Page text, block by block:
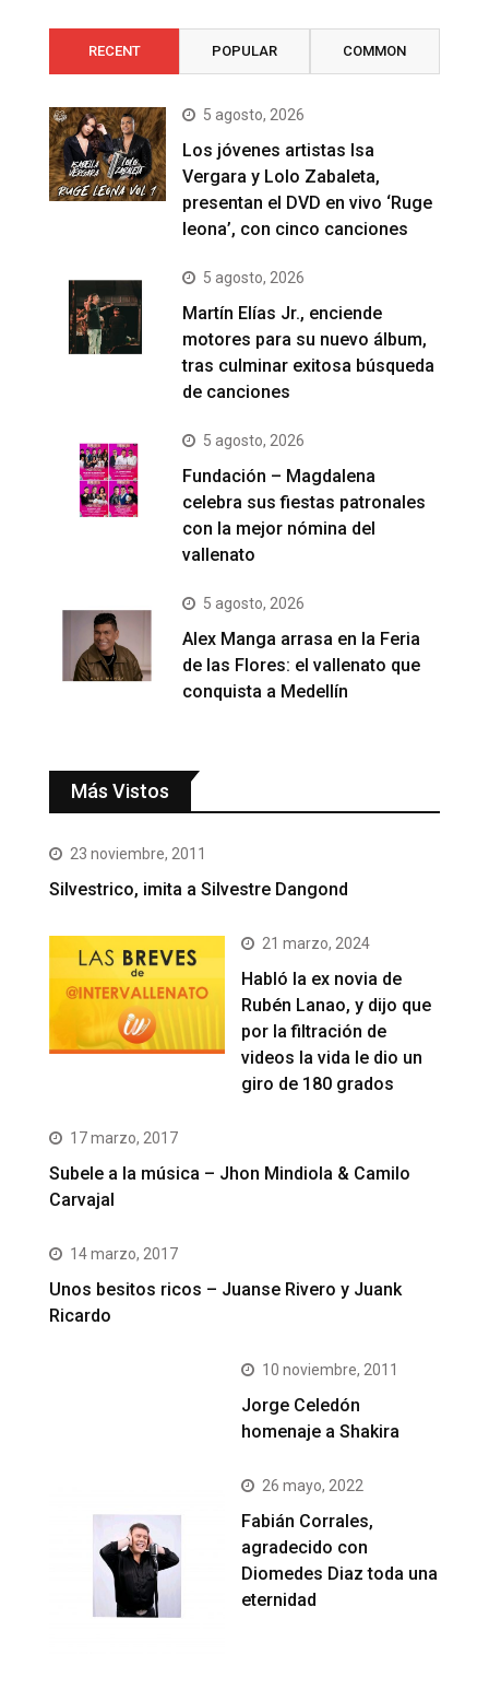
RECENT POPULAR COMMON
5 agosto, 2026
Los jóvenes artistas Isa
Vergara y Lolo Zabaleta,
presentan el DVD en vivo ‘Ruge
leona’, con cinco canciones
5 agosto, 2026
Martín Elías Jr., enciende
motores para su nuevo álbum,
tras culminar exitosa búsqueda
de canciones
5 agosto, 2026
Fundación – Magdalena
celebra sus fiestas patronales
con la mejor nómina del
vallenato
5 agosto, 2026
Alex Manga arrasa en la Feria
de las Flores: el vallenato que
conquista a Medellín
Más Vistos
23 noviembre, 2011
Silvestrico, imita a Silvestre Dangond
21 marzo, 2024
Habló la ex novia de
Rubén Lanao, y dijo que
por la filtración de
videos la vida le dio un
giro de 180 grados
17 marzo, 2017
Subele a la música – Jhon Mindiola & Camilo
Carvajal
14 marzo, 2017
Unos besitos ricos – Juanse Rivero y Juank
Ricardo
10 noviembre, 2011
Jorge Celedón
homenaje a Shakira
26 mayo, 2022
Fabián Corrales,
agradecido con
Diomedes Diaz toda una
eternidad